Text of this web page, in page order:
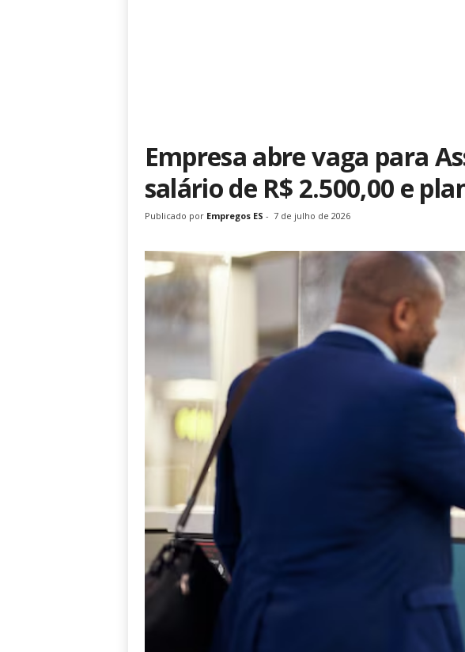
Empresa abre vaga para
salário de R$ 2.500,00 e
Publicado por Empregos ES - 7 de julho de 2026